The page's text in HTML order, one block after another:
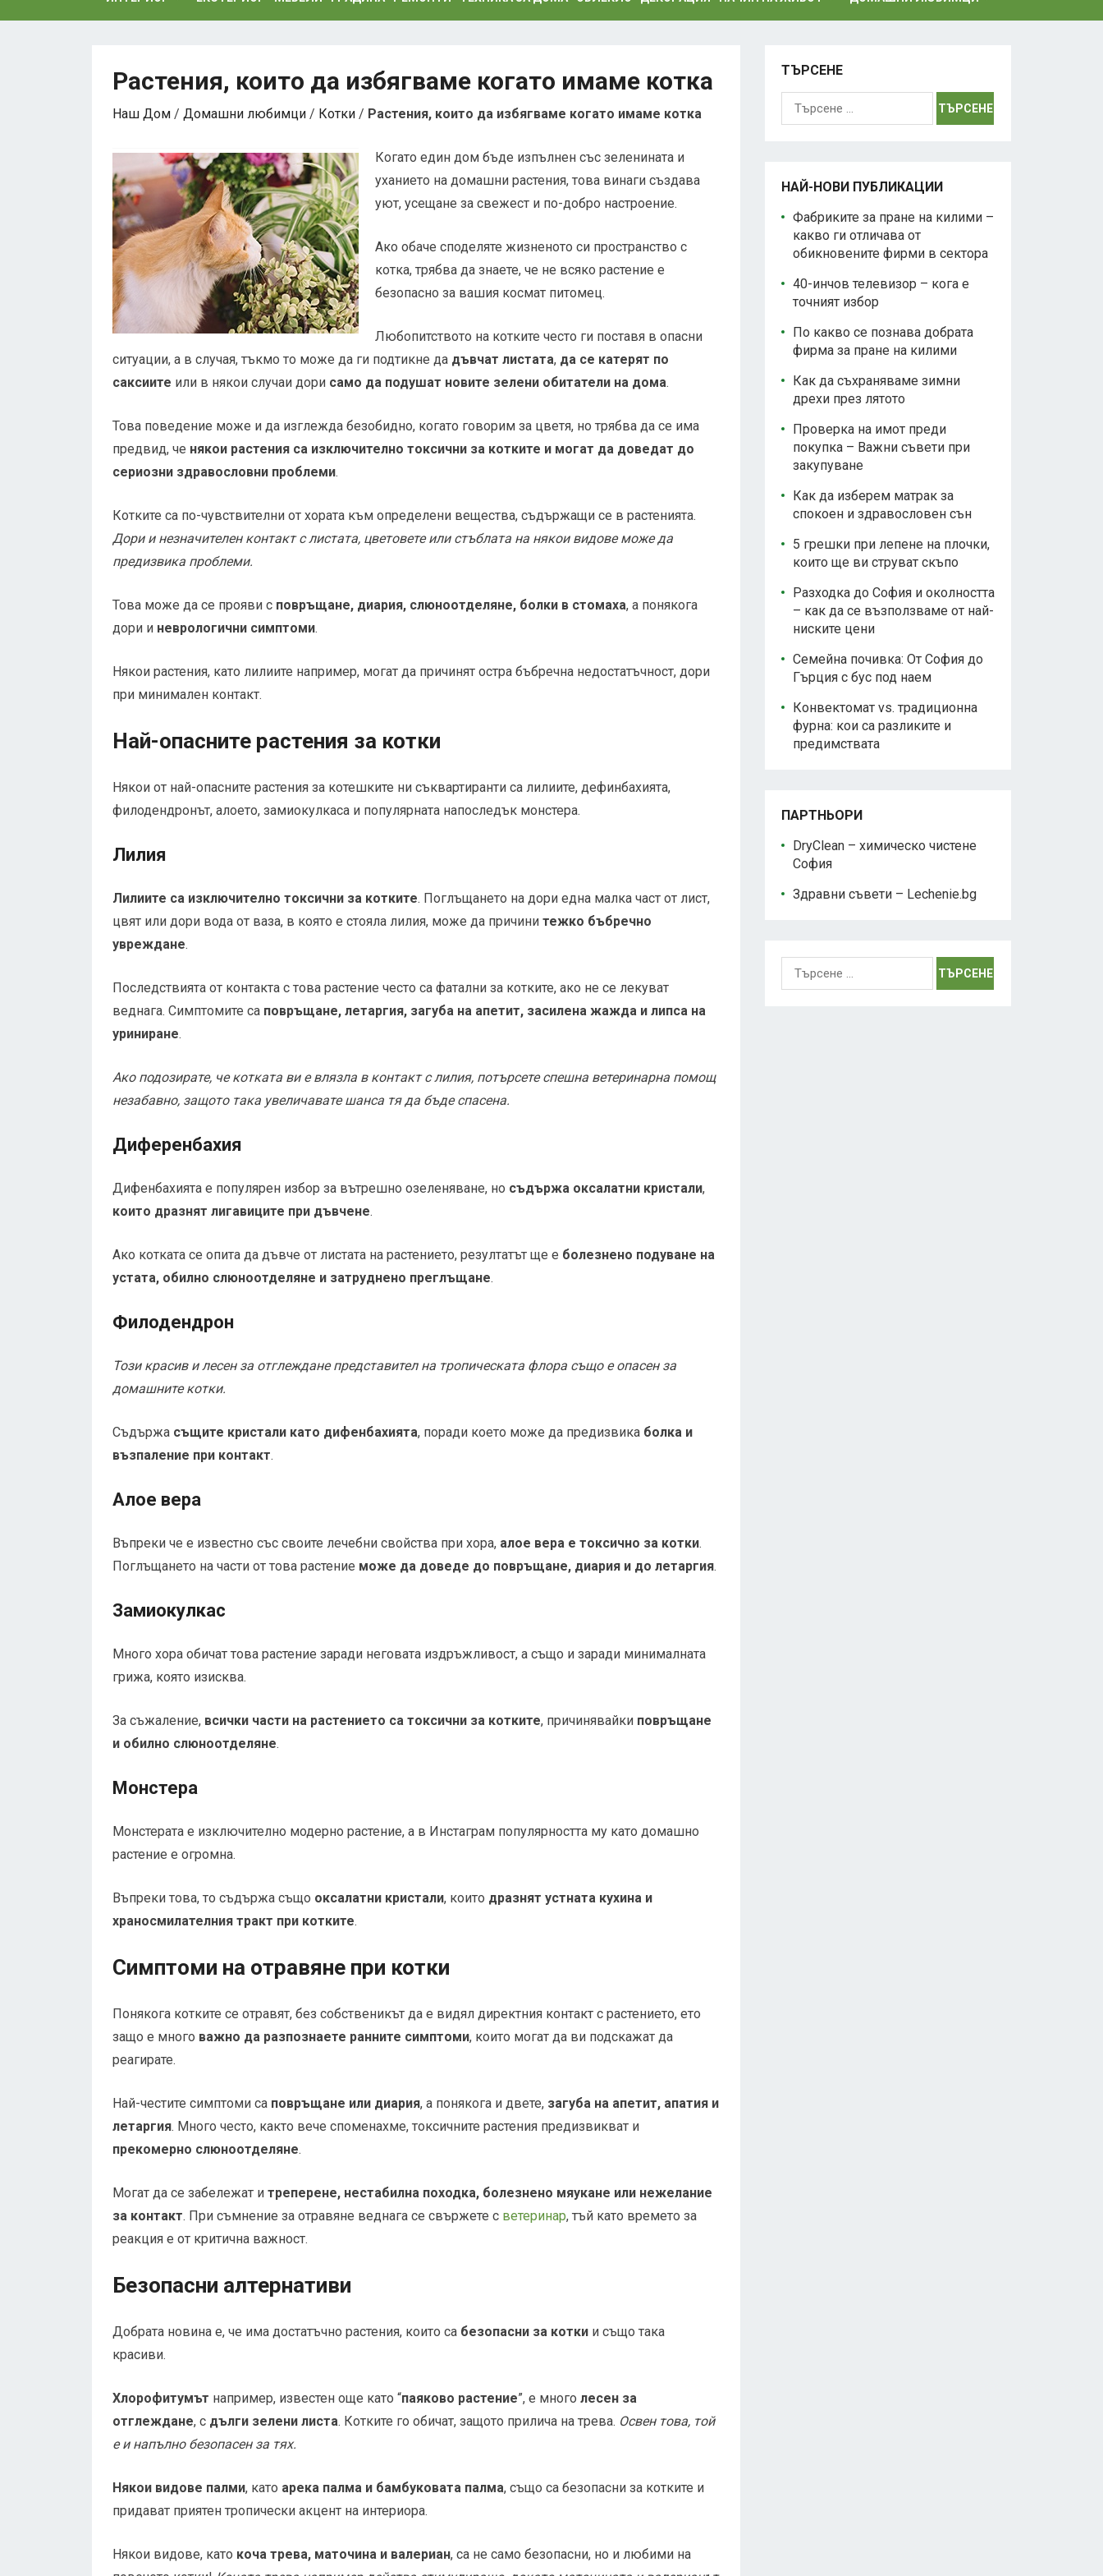
Растения, които да избягваме когато имаме котка
Наш Дом / Домашни любимци / Котки / Растения, които да избягваме когато имаме котка
Когато един дом бъде изпълнен със зеленината и
уханието на домашни растения, това винаги създава
уют, усещане за свежест и по-добро настроение.
Ако обаче споделяте жизненото си пространство с
котка, трябва да знаете, че не всяко растение е
безопасно за вашия космат питомец.
Любопитството на котките често ги поставя в опасни
ситуации, а в случая, тъкмо то може да ги подтикне да дъвчат листата, да се катерят по
саксиите или в някои случаи дори само да подушат новите зелени обитатели на дома.
Това поведение може и да изглежда безобидно, когато говорим за цветя, но трябва да се има
предвид, че някои растения са изключително токсични за котките и могат да доведат до
сериозни здравословни проблеми.
Котките са по-чувствителни от хората към определени вещества, съдържащи се в растенията.
Дори и незначителен контакт с листата, цветовете или стъблата на някои видове може да
предизвика проблеми.
Това може да се прояви с повръщане, диария, слюноотделяне, болки в стомаха, а понякога
дори и неврологични симптоми.
Някои растения, като лилиите например, могат да причинят остра бъбречна недостатъчност, дори
при минимален контакт.
Най-опасните растения за котки
Някои от най-опасните растения за котешките ни съквартиранти са лилиите, дефинбахията,
филодендронът, алоето, замиокулкаса и популярната напоследък монстера.
Лилия
Лилиите са изключително токсични за котките. Поглъщането на дори една малка част от лист,
цвят или дори вода от ваза, в която е стояла лилия, може да причини тежко бъбречно
увреждане.
Последствията от контакта с това растение често са фатални за котките, ако не се лекуват
веднага. Симптомите са повръщане, летаргия, загуба на апетит, засилена жажда и липса на
уриниране.
Ако подозирате, че котката ви е влязла в контакт с лилия, потърсете спешна ветеринарна помощ
незабавно, защото така увеличавате шанса тя да бъде спасена.
Диференбахия
Дифенбахията е популярен избор за вътрешно озеленяване, но съдържа оксалатни кристали,
които дразнят лигавиците при дъвчене.
Ако котката се опита да дъвче от листата на растението, резултатът ще е болезнено подуване на
устата, обилно слюноотделяне и затруднено преглъщане.
Филодендрон
Този красив и лесен за отглеждане представител на тропическата флора също е опасен за
домашните котки.
Съдържа същите кристали като дифенбахията, поради което може да предизвика болка и
възпаление при контакт.
Алое вера
Въпреки че е известно със своите лечебни свойства при хора, алое вера е токсично за котки.
Поглъщането на части от това растение може да доведе до повръщане, диария и до летаргия.
Замиокулкас
Много хора обичат това растение заради неговата издръжливост, а също и заради минималната
грижа, която изисква.
За съжаление, всички части на растението са токсични за котките, причинявайки повръщане
и обилно слюноотделяне.
Монстера
Монстерата е изключително модерно растение, а в Инстаграм популярността му като домашно
растение е огромна.
Въпреки това, то съдържа също оксалатни кристали, които дразнят устната кухина и
храносмилателния тракт при котките.
Симптоми на отравяне при котки
Понякога котките се отравят, без собственикът да е видял директния контакт с растението, ето
защо е много важно да разпознаете ранните симптоми, които могат да ви подскажат да
реагирате.
Най-честите симптоми са повръщане или диария, а понякога и двете, загуба на апетит, апатия и
летаргия. Много често, както вече споменахме, токсичните растения предизвикват и
прекомерно слюноотделяне.
Могат да се забележат и треперене, нестабилна походка, болезнено мяукане или нежелание
за контакт. При съмнение за отравяне веднага се свържете с ветеринар, тъй като времето за
реакция е от критична важност.
Безопасни алтернативи
Добрата новина е, че има достатъчно растения, които са безопасни за котки и също така
красиви.
Хлорофитумът например, известен още като “паяково растение”, е много лесен за
отглеждане, с дълги зелени листа. Котките го обичат, защото прилича на трева. Освен това, той
е и напълно безопасен за тях.
Някои видове палми, като арека палма и бамбуковата палма, също са безопасни за котките и
придават приятен тропически акцент на интериора.
Някои видове, като коча трева, маточина и валериан, са не само безопасни, но и любими на
ТЪРСЕНЕ
Търсене
НАЙ-НОВИ ПУБЛИКАЦИИ
Фабриките за пране на килими –
какво ги отличава от
обикновените фирми в сектора
40-инчов телевизор – кога е
точният избор
По какво се познава добрата
фирма за пране на килими
Как да съхраняваме зимни
дрехи през лятото
Проверка на имот преди
покупка – Важни съвети при
закупуване
Как да изберем матрак за
спокоен и здравословен сън
5 грешки при лепене на плочки,
които ще ви струват скъпо
Разходка до София и околността
– как да се възползваме от най-
ниските цени
Семейна почивка: От София до
Гърция с бус под наем
Конвектомат vs. традиционна
фурна: кои са разликите и
предимствата
ПАРТНЬОРИ
DryClean – химическо чистене
София
Здравни съвети – Lechenie.bg
Търсене